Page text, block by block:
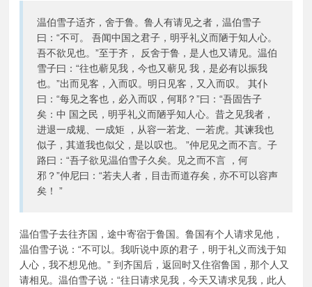
温伯雪子适齐，舍于鲁。鲁人有请见之者，温伯雪子
曰：“不可。 吾闻中国之君子，明乎礼义而陋于知人心。
吾不欲见也。”至于齐， 反舍于鲁，是人也又请见。温伯
雪子曰：“往也蕲见我，今也又蕲见 我，是必有以振我
也。”出而见客，入而叹。明日见客，又入而叹。 其仆
曰：“每见之客也，必入而叹，何耶？”曰：“吾固告子
矣：中 国之民，明乎礼义而陋乎知人心。昔之见我者，
进退一成规、一成矩 ，从容一若龙、一若虎。其谏我也
似子，其道我也似父，是以叹也。 ”仲尼见之而不言。子
路曰：“吾子欲见温伯雪子久矣。见之而不言 ，何
邪？”仲尼曰：“若夫人者，目击而道存矣，亦不可以容声
矣！ ”
温伯雪子去往齐国，途中寄宿于鲁国。鲁国有个人请求见他，
温伯雪子说：“不可以。我听说中原的君子，明于礼义而浅于知
人心，我不想见他。” 到齐国后，返回时又住宿鲁国，那个人又
请相见。温伯雪子说：“往日请求见我，今天又请求见我，此人